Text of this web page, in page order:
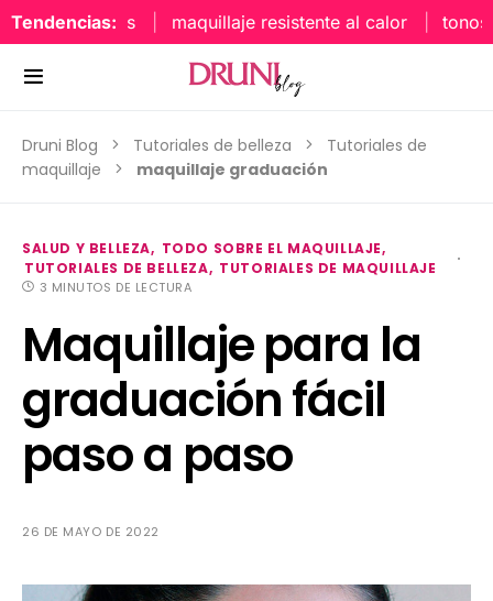
Tendencias: maquillaje resistente al calor tonos
Druni Blog Tutoriales de belleza
Tutoriales de
maquillaje
maquillaje graduación
SALUD Y BELLEZA
TODO SOBRE EL MAQUILLAJE
TUTORIALES DE BELLEZA
TUTORIALES DE MAQUILLAJE
3 MINUTOS DE LECTURA
Maquillaje para la
graduación fácil
paso a paso
26 DE MAYO DE 2022